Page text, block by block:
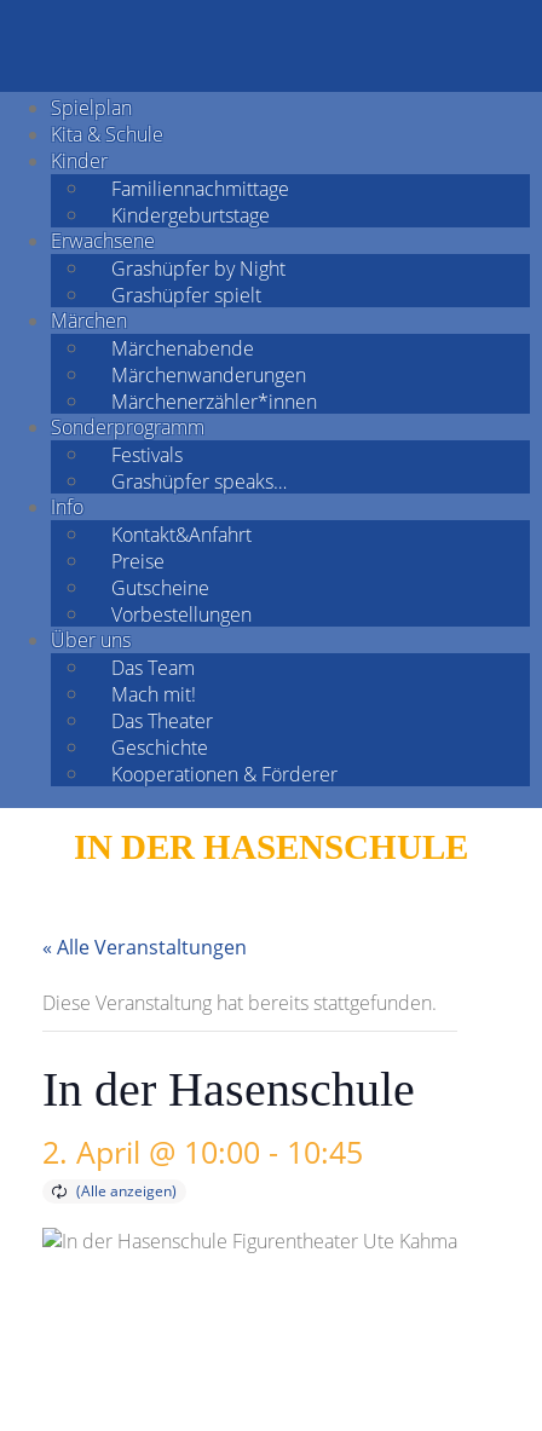
Spielplan
Kita & Schule
Kinder
Familiennachmittage
Kindergeburtstage
Erwachsene
Grashüpfer by Night
Grashüpfer spielt
Märchen
Märchenabende
Märchenwanderungen
Märchenerzähler*innen
Sonderprogramm
Festivals
Grashüpfer speaks…
Info
Kontakt&Anfahrt
Preise
Gutscheine
Vorbestellungen
Über uns
Das Team
Mach mit!
Das Theater
Geschichte
Kooperationen & Förderer
IN DER HASENSCHULE
« Alle Veranstaltungen
Diese Veranstaltung hat bereits stattgefunden.
In der Hasenschule
2. April @ 10:00 - 10:45